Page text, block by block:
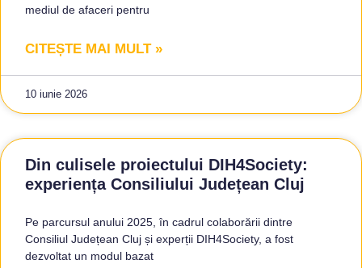
mediul de afaceri pentru
CITEȘTE MAI MULT »
10 iunie 2026
Din culisele proiectului DIH4Society:
experiența Consiliului Județean Cluj
Pe parcursul anului 2025, în cadrul colaborării dintre
Consiliul Județean Cluj și experții DIH4Society, a fost
dezvoltat un modul bazat